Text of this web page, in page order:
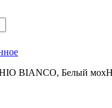
BIANCO, Белый